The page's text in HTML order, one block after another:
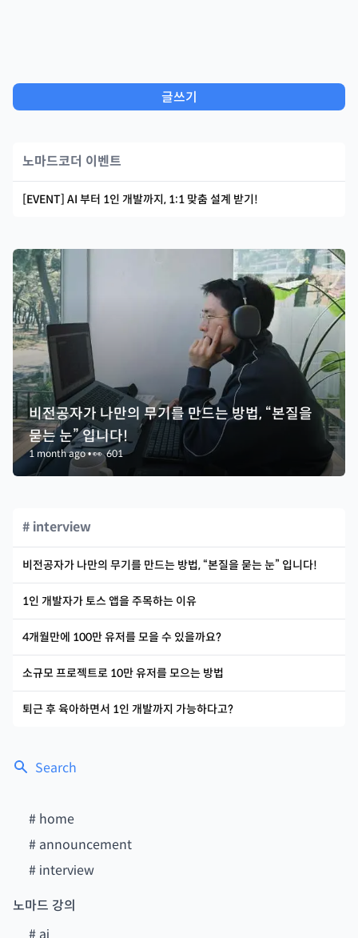
Search
# home
# announcement
# interview
노마드 강의
# ai
글쓰기
노마드코더 이벤트
[EVENT] AI 부터 1인 개발까지, 1:1 맞춤 설계 받기!
비전공자가 나만의 무기를 만드는 방법, “본질을
묻는 눈” 입니다!
1 month ago•👀601
# interview
비전공자가 나만의 무기를 만드는 방법, “본질을 묻는 눈” 입니다!
1인 개발자가 토스 앱을 주목하는 이유
4개월만에 100만 유저를 모을 수 있을까요?
소규모 프로젝트로 10만 유저를 모으는 방법
퇴근 후 육아하면서 1인 개발까지 가능하다고?